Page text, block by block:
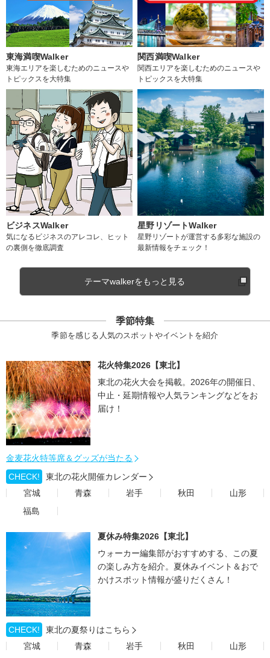
東海満喫Walker
東海エリアを楽しむためのニュースや
トピックスを大特集
関西満喫Walker
関西エリアを楽しむためのニュースや
トピックスを大特集
ビジネスWalker
気になるビジネスのアレコレ、ヒット
の裏側を徹底調査
星野リゾートWalker
星野リゾートが運営する多彩な施設の
最新情報をチェック！
テーマwalkerをもっと見る
季節特集
季節を感じる人気のスポットやイベントを紹介
花火特集2026【東北】
東北の花火大会を掲載。2026年の開催日、
中止・延期情報や人気ランキングなどをお
届け！
金麦花火特等席＆グッズが当たる
CHECK!
東北の花火開催カレンダー
宮城
青森 岩手 秋田
山形
福島
夏休み特集2026【東北】
ウォーカー編集部がおすすめする、この夏
の楽しみ方を紹介。夏休みイベント＆おで
かけスポット情報が盛りだくさん！
CHECK!
東北の夏祭りはこちら
宮城
青森 岩手 秋田
山形